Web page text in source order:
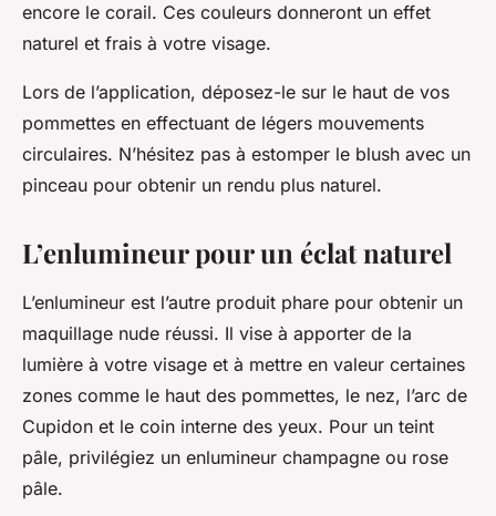
encore le corail. Ces couleurs donneront un effet
naturel et frais à votre visage.
Lors de l’application, déposez-le sur le haut de vos
pommettes en effectuant de légers mouvements
circulaires. N’hésitez pas à estomper le blush avec un
pinceau pour obtenir un rendu plus naturel.
L’enlumineur pour un éclat naturel
L’enlumineur est l’autre produit phare pour obtenir un
maquillage nude réussi. Il vise à apporter de la
lumière à votre visage et à mettre en valeur certaines
zones comme le haut des pommettes, le nez, l’arc de
Cupidon et le coin interne des yeux. Pour un teint
pâle, privilégiez un enlumineur champagne ou rose
pâle.